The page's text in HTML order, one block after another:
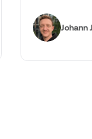
Johann